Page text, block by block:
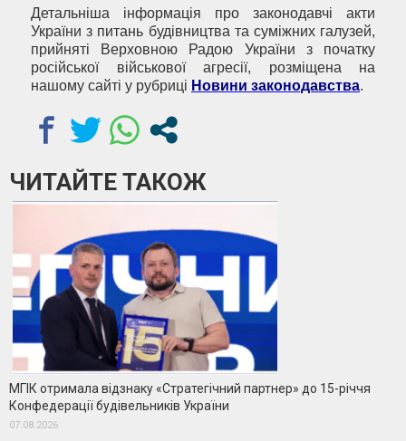
Детальніша інформація про законодавчі акти
України з питань будівництва та суміжних галузей,
прийняті Верховною Радою України з початку
російської військової агресії, розміщена на
нашому сайті у рубриці Новини законодавства.
ЧИТАЙТЕ ТАКОЖ
МГІК отримала відзнаку «Стратегічний партнер» до 15-річчя
Конфедерації будівельників України
07.08.2026